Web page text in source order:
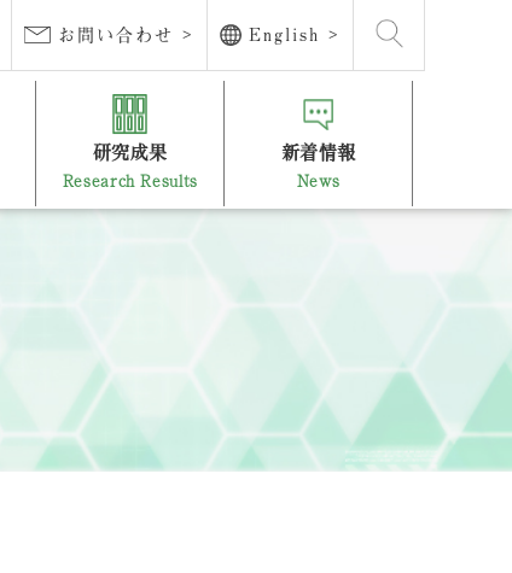
お問い合わせ > English >
研究成果
Research Results
新着情報
News